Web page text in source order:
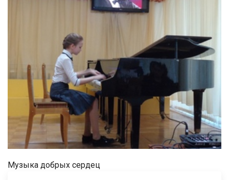
Музыка добрых сердец